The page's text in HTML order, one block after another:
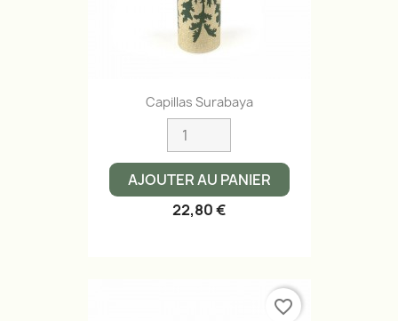
Capillas Surabaya
AJOUTER AU PANIER
22,80 €
favorite_border